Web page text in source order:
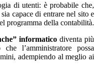
di utenti: è probabile che,
capace di entrare nel sito e
programma della contabilità.
informatico diventa più
l’amministratore possa
adempiendo al meglio ai